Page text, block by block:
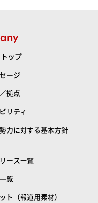
ップ
ージ
拠点
リティ
力に対する基本方針
ース一覧
覧
ト（報道用素材）